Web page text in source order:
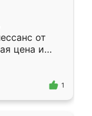
от
цена и
1